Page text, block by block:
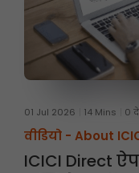
01 Jul 2026 14 Mins 0
वीडियो - About
ICICI Direct